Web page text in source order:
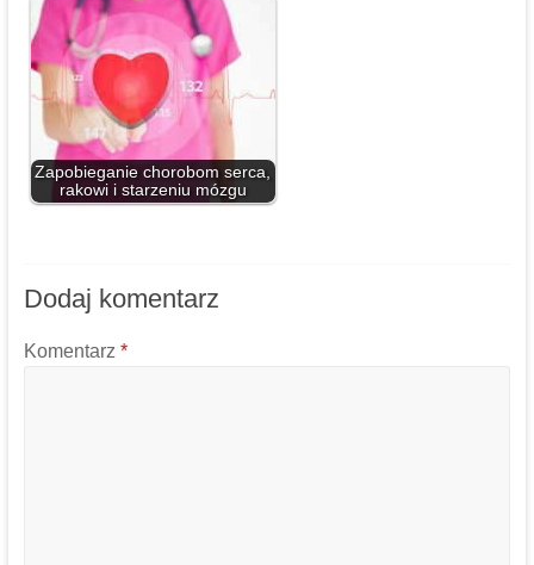
Zapobieganie chorobom serca,
rakowi i starzeniu mózgu
Dodaj komentarz
Komentarz *